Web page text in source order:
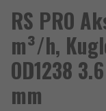
RS PRO
m³/h,
OD1238
mm